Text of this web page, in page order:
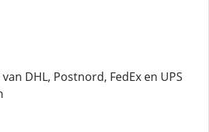
DHL, Postnord, FedEx en UPS